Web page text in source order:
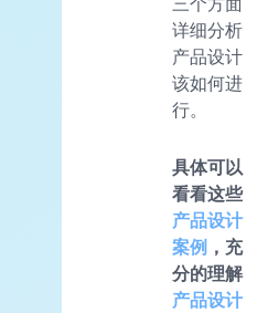
详细分析
产品设计
该如何进
行。
具体可以
看看这些
产品设计
案例 ，充
分的理解
产品设计